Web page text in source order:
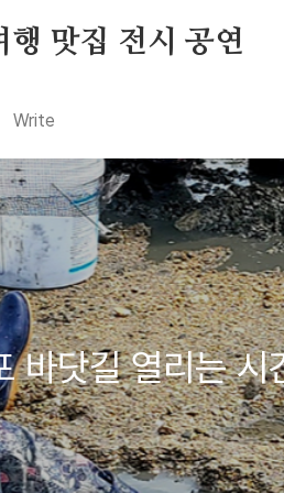
맛집 전시 공연
Write
닷길 열리는 시